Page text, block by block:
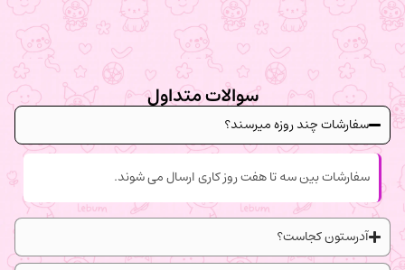
سوالات متداول
سفارشات چند روزه میرسند؟
سفارشات بین سه تا هفت روز کاری ارسال می شوند.
آدرستون کجاست؟